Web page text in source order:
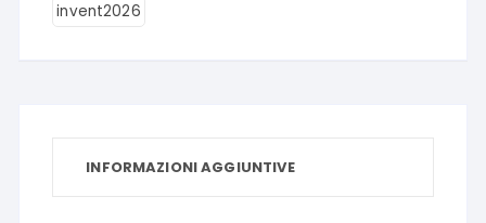
invent2026
INFORMAZIONI AGGIUNTIVE